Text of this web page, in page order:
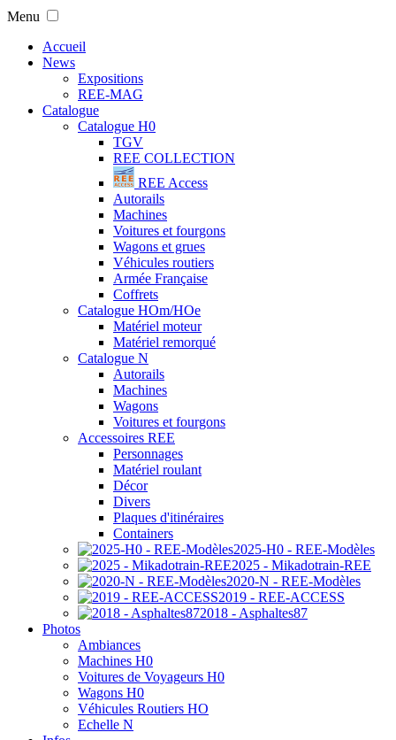
Menu
Accueil
News
Expositions
REE-MAG
Catalogue
Catalogue H0
TGV
REE COLLECTION
REE Access
Autorails
Machines
Voitures et fourgons
Wagons et grues
Véhicules routiers
Armée Française
Coffrets
Catalogue HOm/HOe
Matériel moteur
Matériel remorqué
Catalogue N
Autorails
Machines
Wagons
Voitures et fourgons
Accessoires REE
Personnages
Matériel roulant
Décor
Divers
Plaques d'itinéraires
Containers
2025-H0 - REE-Modèles
2025 - Mikadotrain-REE
2020-N - REE-Modèles
2019 - REE-ACCESS
2018 - Asphaltes87
Photos
Ambiances
Machines H0
Voitures de Voyageurs H0
Wagons H0
Véhicules Routiers HO
Echelle N